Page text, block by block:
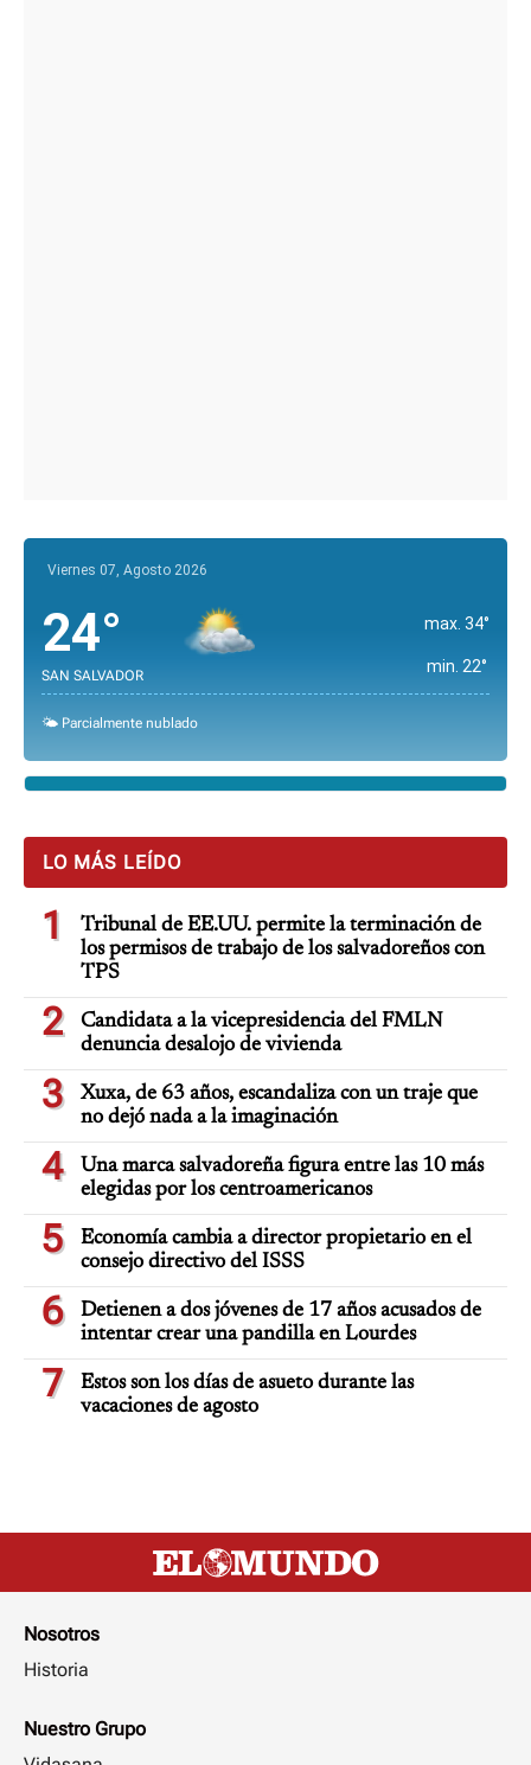
Viernes 07, Agosto 2026
24°
SAN SALVADOR
max. 34°
min. 22°
🌤️ Parcialmente nublado
LO MÁS LEÍDO
1
Tribunal de EE.UU. permite la terminación de
los permisos de trabajo de los salvadoreños con
TPS
2
Candidata a la vicepresidencia del FMLN
denuncia desalojo de vivienda
3
Xuxa, de 63 años, escandaliza con un traje que
no dejó nada a la imaginación
4
Una marca salvadoreña figura entre las 10 más
elegidas por los centroamericanos
5
Economía cambia a director propietario en el
consejo directivo del ISSS
6
Detienen a dos jóvenes de 17 años acusados de
intentar crear una pandilla en Lourdes
7
Estos son los días de asueto durante las
vacaciones de agosto
Nosotros
Historia
Nuestro Grupo